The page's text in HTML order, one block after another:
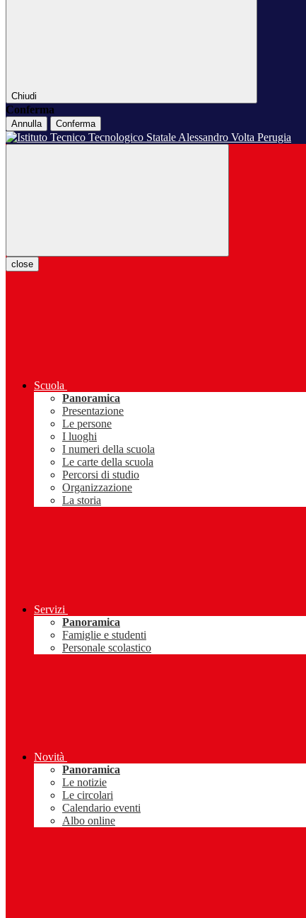
Chiudi
Conferma
Annulla Conferma
close
Scuola
Panoramica
Presentazione
Le persone
I luoghi
I numeri della scuola
Le carte della scuola
Percorsi di studio
Organizzazione
La storia
Servizi
Panoramica
Famiglie e studenti
Personale scolastico
Novità
Panoramica
Le notizie
Le circolari
Calendario eventi
Albo online